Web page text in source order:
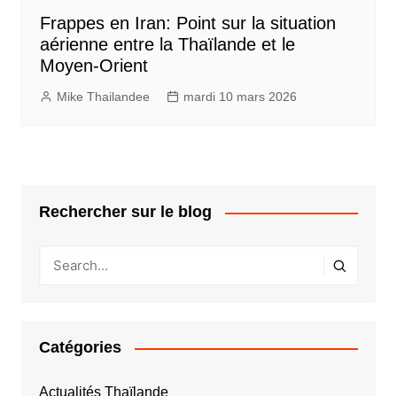
Frappes en Iran: Point sur la situation
aérienne entre la Thaïlande et le
Moyen-Orient
Mike Thailandee mardi 10 mars 2026
Rechercher sur le blog
Catégories
Actualités Thaïlande